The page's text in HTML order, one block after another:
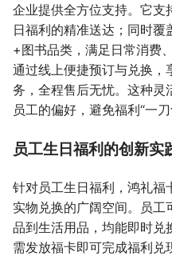
企业提供全方位支持。它
日福利的精准送达；同时
+图书品类，满足日常消费
通过线上便捷预订与兑换，
务，全程售后无忧。这种灵
员工的偏好，避免福利“一刀
员工生日福利的创新实
针对员工生日福利，鸿礼福
实物兑换的广阔空间。员
品到生活用品，均能即时兑
需发放福卡即可完成福利兑